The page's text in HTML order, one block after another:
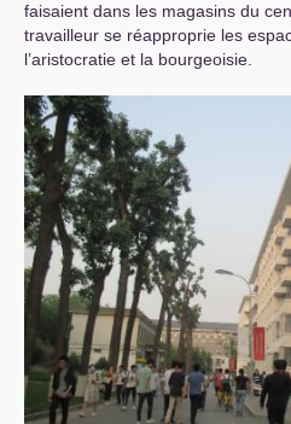
faisaient dans les magasins du
travailleur se réapproprie les
l’aristocratie et la bourgeoisie.